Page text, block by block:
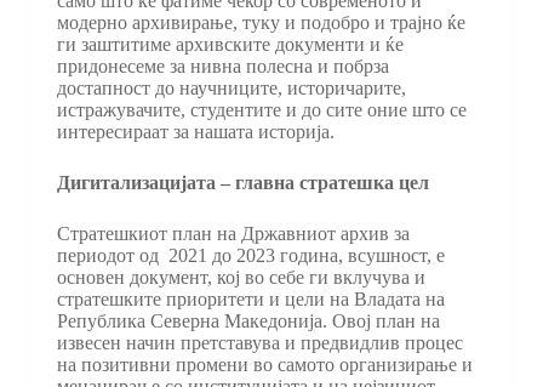
модерно архивирање, туку и подобро и трајно ќе
ги заштитиме архивските документи и ќе
придонесеме за нивна полесна и побрза
достапност до научниците, историчарите,
истражувачите, студентите и до сите оние што се
интересираат за нашата историја.
Дигитализацијата – главна стратешка цел
Стратешкиот план на Државниот архив за
периодот од 2021 до 2023 година, всушност, е
основен документ, кој во себе ги вклучува и
стратешките приоритети и цели на Владата на
Република Северна Македонија. Овој план на
извесен начин претставува и предвидлив процес
на позитивни промени во самото организирање и